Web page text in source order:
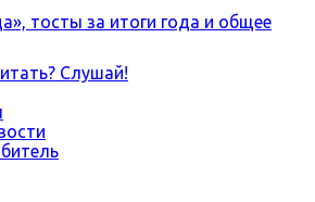
тосты за итоги года и общее
Слушай!